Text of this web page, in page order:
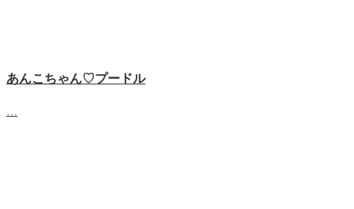
あんこちゃん♡‬プードル